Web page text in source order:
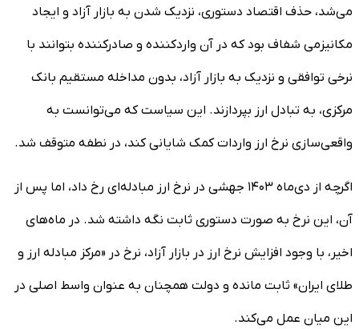
می‌شد، حذف اقتصاد دستوری، نزدیک شدن به بازار آزاد و ایجاد
مکانیزمی شفاف بود که در آن واردکننده و صادرکننده بتوانند با
نرخی توافقی و نزدیک به بازار آزاد، بدون مداخله مستقیم بانک
مرکزی، به تبادل ارز بپردازند. این سیاست که می‌توانست به
واقعی‌سازی نرخ ارز واردات کمک شایانی کند، در نطفه متوقف شد.
اگرچه از دی‌ماه ۱۴۰۳ جهشی در نرخ ارز مبادله‌ای رخ داد، اما پس از
آن، این نرخ به صورت دستوری ثابت نگه داشته شد. در ماه‌های
اخیر، با وجود افزایش نرخ ارز در بازار آزاد، نرخ در «مرکز مبادله ارز و
طلای ایران» ثابت مانده و دولت همچنان به عنوان واسط اصلی در
این میان عمل می‌کند.